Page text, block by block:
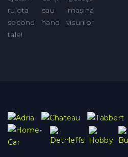
rulota sau mașina
second hand visurilor
tale!